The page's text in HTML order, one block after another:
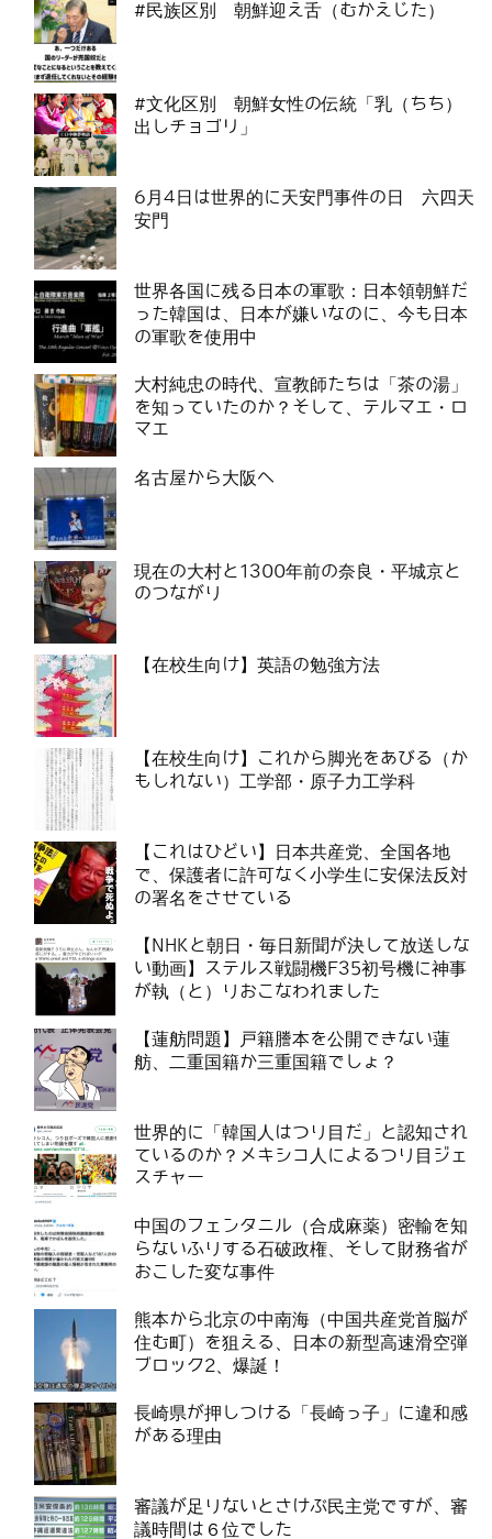
#民族区別 朝鮮迎え舌（むかえじた）
#文化区別 朝鮮女性の伝統「乳（ちち）
出しチョゴリ」
6月4日は世界的に天安門事件の日 六四天
安門
世界各国に残る日本の軍歌：日本領朝鮮だ
った韓国は、日本が嫌いなのに、今も日本
の軍歌を使用中
大村純忠の時代、宣教師たちは「茶の湯」
を知っていたのか？そして、テルマエ・ロ
マエ
名古屋から大阪へ
現在の大村と1300年前の奈良・平城京と
のつながり
【在校生向け】英語の勉強方法
【在校生向け】これから脚光をあびる（か
もしれない）工学部・原子力工学科
【これはひどい】日本共産党、全国各地
で、保護者に許可なく小学生に安保法反対
の署名をさせている
【NHKと朝日・毎日新聞が決して放送しな
い動画】ステルス戦闘機F35初号機に神事
が執（と）りおこなわれました
【蓮舫問題】戸籍謄本を公開できない蓮
舫、二重国籍か三重国籍でしょ？
世界的に「韓国人はつり目だ」と認知され
ているのか？メキシコ人によるつり目ジェ
スチャー
中国のフェンタニル（合成麻薬）密輸を知
らないふりする石破政権、そして財務省が
おこした変な事件
熊本から北京の中南海（中国共産党首脳が
住む町）を狙える、日本の新型高速滑空弾
ブロック2、爆誕！
長崎県が押しつける「長崎っ子」に違和感
がある理由
審議が足りないとさけぶ民主党ですが、審
議時間は６位でした